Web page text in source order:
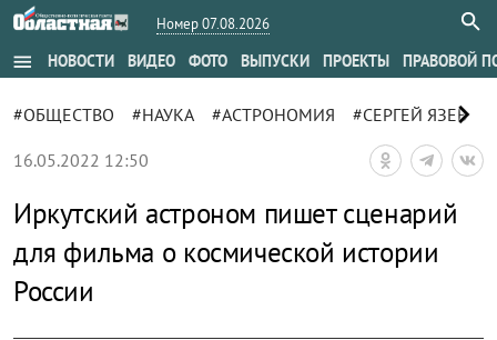
Номер 07.08.2026
menu НОВОСТИ ВИДЕО ФОТО ВЫПУСКИ ПРОЕКТЫ ПРАВОВОЙ
#ОБЩЕСТВО #НАУКА #АСТРОНОМИЯ #СЕРГЕЙ ЯЗЕВ
chevron_right
16.05.2022 12:50
Иркутский астроном пишет сценарий
для фильма о космической истории
России